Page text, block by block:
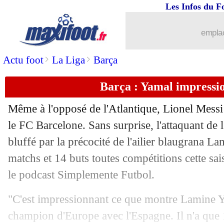
Actu foot> La Liga> Barça
Les Infos du
Barça : Yamal
Même à l'opposé de l'Atlantique, Lionel
le FC Barcelone. Sans surprise, l'attaquant
bluffé par la précocité de l'ailier blaugrana
matchs et 14 buts toutes compétitions cette
le podcast Simplemente Futbol.
"C'est impressionnant ce que montre Lamine
champion d'Europe avec l'Espagne. Il n'a que
Inter: Thuram blessé aux adducteurs
18/04 PSG: Luis Enrique - "écrire l'histoire"
: Messi voulait bien revenir en
18/04 PSG: Pacho forfait face au Havre
18/04 OM: De Zerbi explique le gros coup
18/04 Real : une légère entorse pour Mbappé
18/04 OM: Balerdi de retour contre Brest ?
Lyon: Riolo voit une "claque